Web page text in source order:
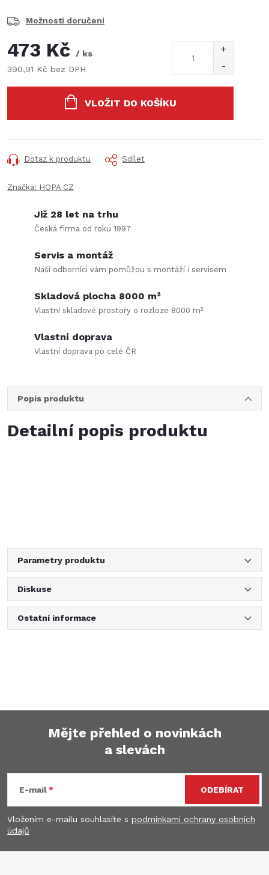
Možnosti doručení
473 Kč
/ ks
390,91 Kč bez DPH
VLOŽIT DO KOŠÍKU
Dotaz k produktu Sdílet
Značka: HOPA CZ
Již 28 let na trhu
Česká firma od roku 1997
Servis a montáž
Naši odborníci vám pomůžou s montáží i servisem
Skladová plocha 8000 m²
Vlastní skladové prostory o rozloze 8000 m²
Vlastní doprava
Vlastní doprava po celé ČR
Popis produktu
Detailní popis produktu
Parametry produktu
Diskuse
Ostatní informace
p
a
Mějte přehled o novinkách
a slevách
E-mail
Vložením e-mailu souhlasíte s podmínkami ochrany osobních
údajů
ODEBÍRAT